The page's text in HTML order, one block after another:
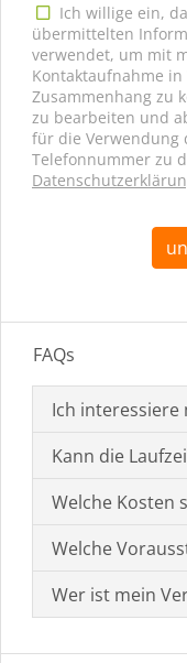
Ich willige ein,
übermittelten
verwendet, um mit
Kontaktaufnahme
Zusammenhang zu
zu bearbeiten und
für die Verwendung
Telefonnummer zu
FAQs
Ich interessiere
Kann die
Welche Kosten
Welche
Wer ist mein